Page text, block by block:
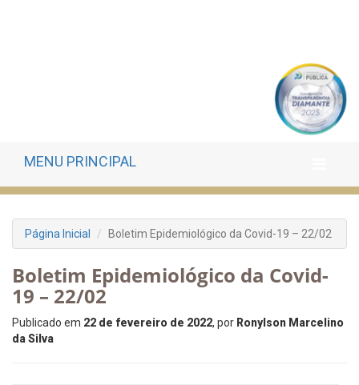
MENU PRINCIPAL
Página Inicial Boletim Epidemiológico da Covid-19 – 22/02
Boletim Epidemiológico da Covid-
19 – 22/02
Publicado em 22 de fevereiro de 2022, por Ronylson Marcelino
da Silva